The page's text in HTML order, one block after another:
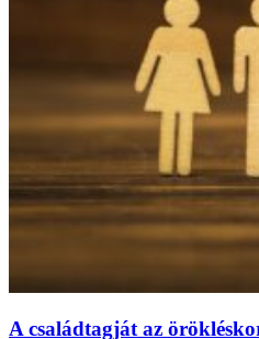
A családtagját az